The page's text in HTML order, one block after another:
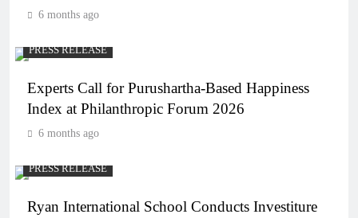
6 months ago
PRESS RELEASE
Experts Call for Purushartha-Based Happiness
Index at Philanthropic Forum 2026
6 months ago
PRESS RELEASE
Ryan International School Conducts Investiture